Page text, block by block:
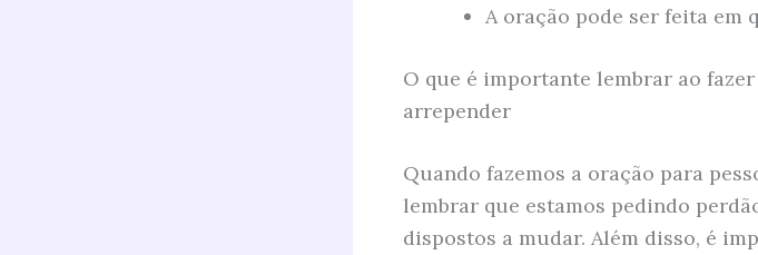
A oração pode ser feita em
O que é importante lembrar ao
arrepender
Quando fazemos a oração para
lembrar que estamos pedindo
dispostos a mudar. Além disso, é